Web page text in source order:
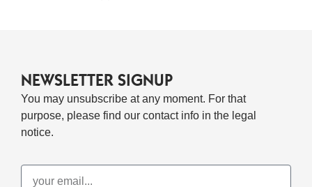
NEWSLETTER SIGNUP
You may unsubscribe at any moment. For that
purpose, please find our contact info in the legal
notice.